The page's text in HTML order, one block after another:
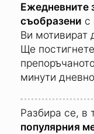
Ежедневните
съобразени с
Ви мотивират
Ще
минути
Разбира се, в
популярния